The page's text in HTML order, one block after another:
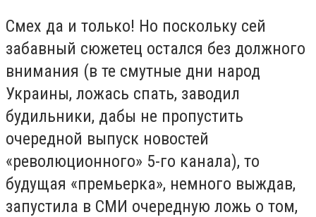
Смех да и только! Но поскольку сей
забавный сюжетец остался без должного
внимания (в те смутные дни народ
Украины, ложась спать, заводил
будильники, дабы не пропустить
очередной выпуск новостей
«революционного» 5-го канала), то
будущая «премьерка», немного выждав,
запустила в СМИ очередную ложь о том,